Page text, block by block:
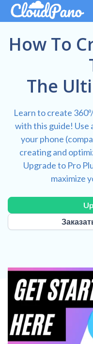
How To
The
Learn to create
with this guide! Use
your phone
creating and
Upgrade to Pro
maximize